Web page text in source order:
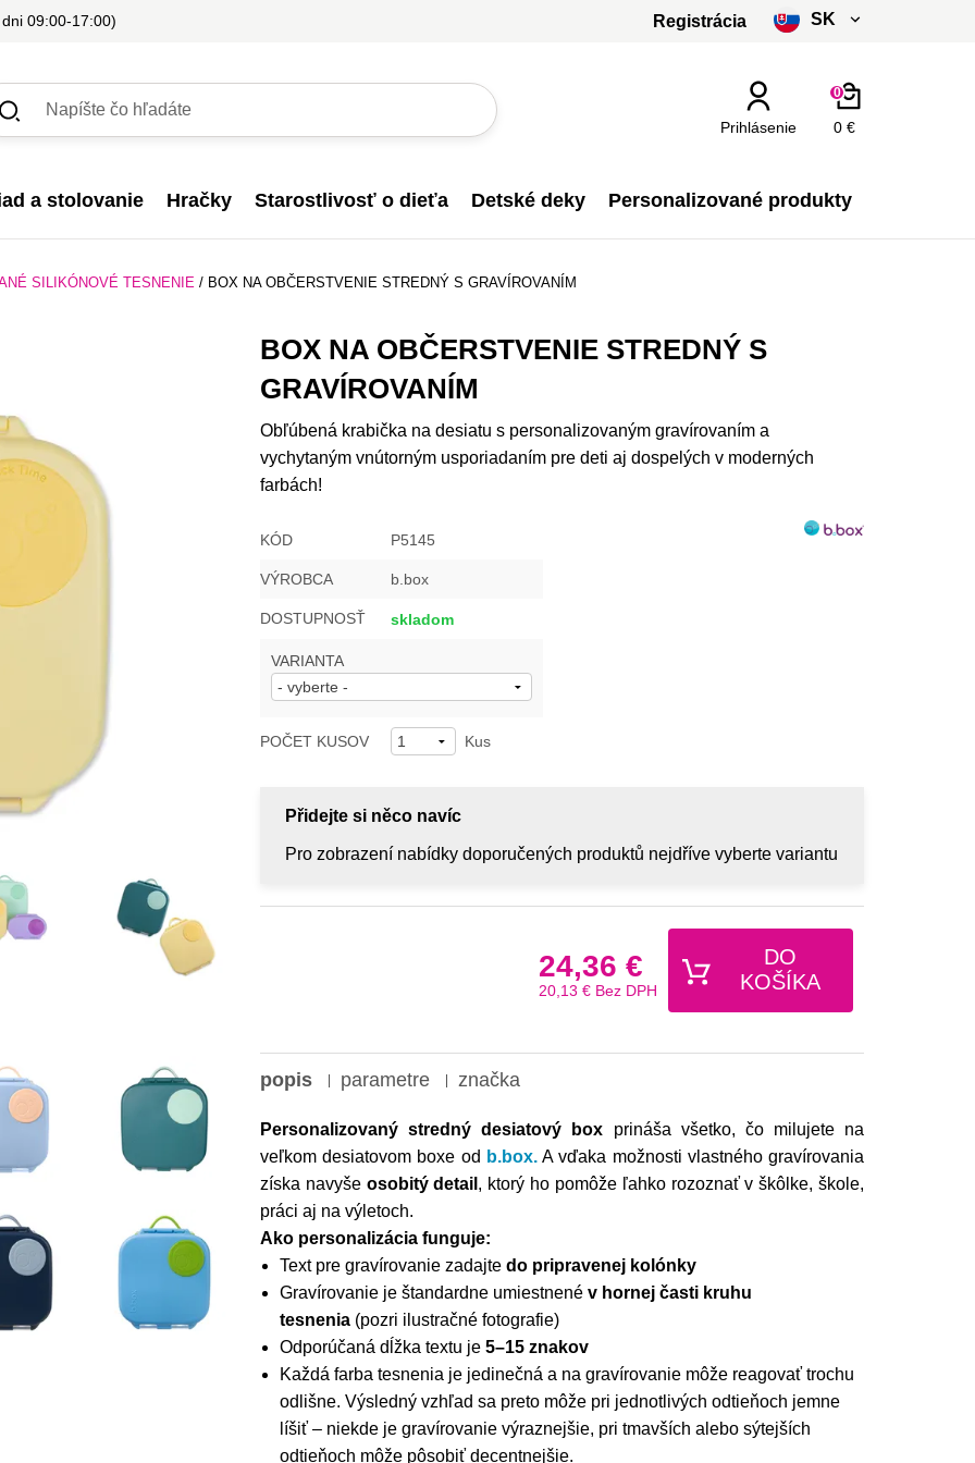
09:00-17:00) Registrácia SK
slovenčina
€ - EUR
Prihlásenie 0 €
0
a stolovanie Hračky Starostlivosť o dieťa Detské deky Personalizované produkty
SILIKÓNOVÉ TESNENIE / BOX NA OBČERSTVENIE STREDNÝ S GRAVÍROVANÍM
BOX NA OBČERSTVENIE STREDNÝ S
GRAVÍROVANÍM
Obľúbená krabička na desiatu s personalizovaným gravírovaním a
vychytaným vnútorným usporiadaním pre deti aj dospelých v moderných
farbách!
KÓD P5145
VÝROBCA b.box
DOSTUPNOSŤ skladom
VARIANTA
POČET KUSOV Kus
Přidejte si něco navíc
Pro zobrazení nabídky doporučených produktů nejdříve vyberte variantu
24,36 €
20,13 € Bez DPH
DO
KOŠÍKA
popis parametre značka
Personalizovaný stredný desiatový box prináša všetko, čo milujete na
veľkom desiatovom boxe od b.box.A vďaka možnosti vlastného gravírovania
získa navyše osobitý detail , ktorý ho pomôže ľahko rozoznať v škôlke, škole,
práci aj na výletoch.
Ako personalizácia funguje:
Text pre gravírovanie zadajte do pripravenej kolónky
Gravírovanie je štandardne umiestnené v hornej časti kruhu
tesnenia(pozri ilustračné fotografie)
Odporúčaná dĺžka textu je 5–15 znakov
Každá farba tesnenia je jedinečná a na gravírovanie môže reagovať trochu
odlišne. Výsledný vzhľad sa preto môže pri jednotlivých odtieňoch jemne
líšiť – niekde je gravírovanie výraznejšie, pri tmavších alebo sýtejších
odtieňoch môže pôsobiť decentnejšie.